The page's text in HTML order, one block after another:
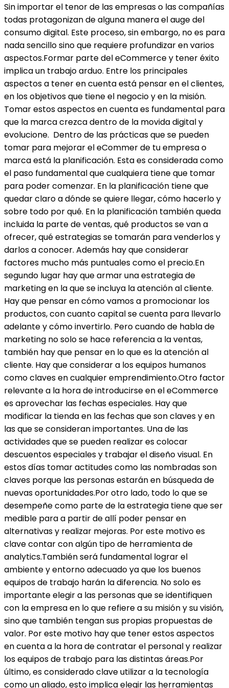
Sin importar el tenor de las empresas o las compañías
todas protagonizan de alguna manera el auge del
consumo digital. Este proceso, sin embargo, no es para
nada sencillo sino que requiere profundizar en varios
aspectos.Formar parte del eCommerce y tener éxito
implica un trabajo arduo. Entre los principales
aspectos a tener en cuenta está pensar en el clientes,
en los objetivos que tiene el negocio y en la misión.
Tomar estos aspectos en cuenta es fundamental para
que la marca crezca dentro de la movida digital y
evolucione. Dentro de las prácticas que se pueden
tomar para mejorar el eCommer de tu empresa o
marca está la planificación. Esta es considerada como
el paso fundamental que cualquiera tiene que tomar
para poder comenzar. En la planificación tiene que
quedar claro a dónde se quiere llegar, cómo hacerlo y
sobre todo por qué. En la planificación también queda
incluida la parte de ventas, qué productos se van a
ofrecer, qué estrategias se tomarán para venderlos y
darlos a conocer. Además hay que considerar
factores mucho más puntuales como el precio.En
segundo lugar hay que armar una estrategia de
marketing en la que se incluya la atención al cliente.
Hay que pensar en cómo vamos a promocionar los
productos, con cuanto capital se cuenta para llevarlo
adelante y cómo invertirlo. Pero cuando de habla de
marketing no solo se hace referencia a la ventas,
también hay que pensar en lo que es la atención al
cliente. Hay que considerar a los equipos humanos
como claves en cualquier emprendimiento.Otro factor
relevante a la hora de introducirse en el eCommerce
es aprovechar las fechas especiales. Hay que
modificar la tienda en las fechas que son claves y en
las que se consideran importantes. Una de las
actividades que se pueden realizar es colocar
descuentos especiales y trabajar el diseño visual. En
estos días tomar actitudes como las nombradas son
claves porque las personas estarán en búsqueda de
nuevas oportunidades.Por otro lado, todo lo que se
desempeñe como parte de la estrategia tiene que ser
medible para a partir de allí poder pensar en
alternativas y realizar mejoras. Por este motivo es
clave contar con algún tipo de herramienta de
analytics.También será fundamental lograr el
ambiente y entorno adecuado ya que los buenos
equipos de trabajo harán la diferencia. No solo es
importante elegir a las personas que se identifiquen
con la empresa en lo que refiere a su misión y su visión,
sino que también tengan sus propias propuestas de
valor. Por este motivo hay que tener estos aspectos
en cuenta a la hora de contratar el personal y realizar
los equipos de trabajo para las distintas áreas.Por
último, es considerado clave utilizar a la tecnología
como un aliado, esto implica elegir las herramientas